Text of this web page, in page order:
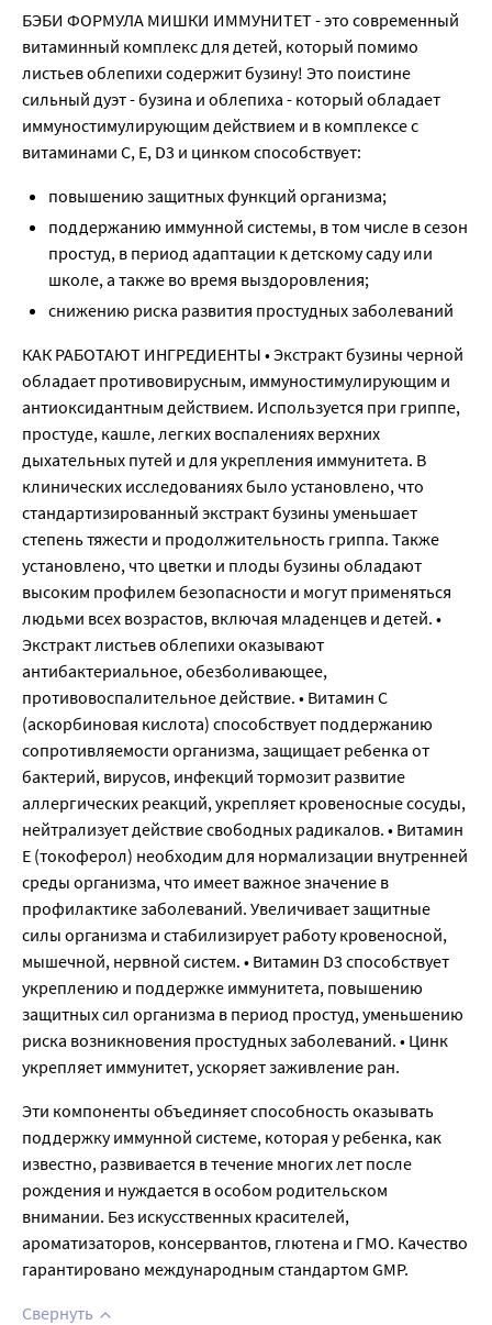
БЭБИ ФОРМУЛА МИШКИ ИММУНИТЕТ - это современный
витаминный комплекс для детей, который помимо
листьев облепихи содержит бузину! Это поистине
сильный дуэт - бузина и облепиха - который обладает
иммуностимулирующим действием и в комплексе с
витаминами С, Е, D3 и цинком способствует:
повышению защитных функций организма;
поддержанию иммунной системы, в том числе в сезон
простуд, в период адаптации к детскому саду или
школе, а также во время выздоровления;
снижению риска развития простудных заболеваний
КАК РАБОТАЮТ ИНГРЕДИЕНТЫ • Экстракт бузины черной
обладает противовирусным, иммуностимулирующим и
антиоксидантным действием. Используется при гриппе,
простуде, кашле, легких воспалениях верхних
дыхательных путей и для укрепления иммунитета. В
клинических исследованиях было установлено, что
стандартизированный экстракт бузины уменьшает
степень тяжести и продолжительность гриппа. Также
установлено, что цветки и плоды бузины обладают
высоким профилем безопасности и могут применяться
людьми всех возрастов, включая младенцев и детей. •
Экстракт листьев облепихи оказывают
антибактериальное, обезболивающее,
противовоспалительное действие. • Витамин С
(аскорбиновая кислота) способствует поддержанию
сопротивляемости организма, защищает ребенка от
бактерий, вирусов, инфекций тормозит развитие
аллергических реакций, укрепляет кровеносные сосуды,
нейтрализует действие свободных радикалов. • Витамин
Е (токоферол) необходим для нормализации внутренней
среды организма, что имеет важное значение в
профилактике заболеваний. Увеличивает защитные
силы организма и стабилизирует работу кровеносной,
мышечной, нервной систем. • Витамин D3 способствует
укреплению и поддержке иммунитета, повышению
защитных сил организма в период простуд, уменьшению
риска возникновения простудных заболеваний. • Цинк
укрепляет иммунитет, ускоряет заживление ран.
Эти компоненты объединяет способность оказывать
поддержку иммунной системе, которая у ребенка, как
известно, развивается в течение многих лет после
рождения и нуждается в особом родительском
внимании. Без искусственных красителей,
ароматизаторов, консервантов, глютена и ГМО. Качество
гарантировано международным стандартом GMP.
Свернуть